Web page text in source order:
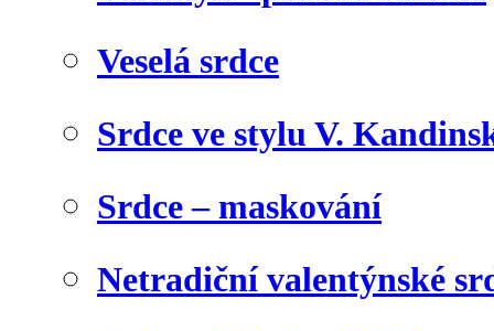
Veselá srdce
Srdce ve stylu V.
Srdce – maskování
Netradiční valentýnské